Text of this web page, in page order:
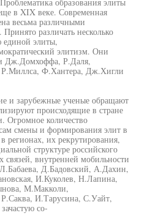
в XIX веке. Современная
весьма различными
различать несколько
единой элиты,
элитизм. Они
Дж.Домхоффа, Р.Даля,
Ф.Хантера, Дж.Хигли
и зарубежные ученые обращают
происходящие в стране
Огромное количество
смены и формирования элит в
регионах, их рекрутирования,
структуре российского
связей, внутренней мобильности
Д.Бадовский, А.Дахин,
И.Куколев, Н.Лапина,
М.Макколи,
И.Тарусина, С.Уайт,
со-